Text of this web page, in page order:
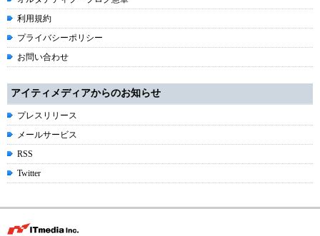
利用規約
プライバシーポリシー
お問い合わせ
アイティメディアからのお知らせ
プレスリリース
メールサービス
RSS
Twitter